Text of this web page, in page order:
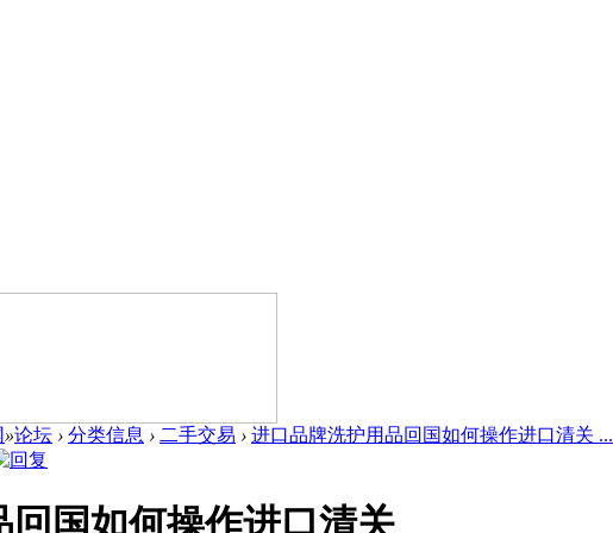
»论坛 › 分类信息 › 二手交易 › 进口品牌洗护用品回国如何操作进口清关 ...
国如何操作进口清关